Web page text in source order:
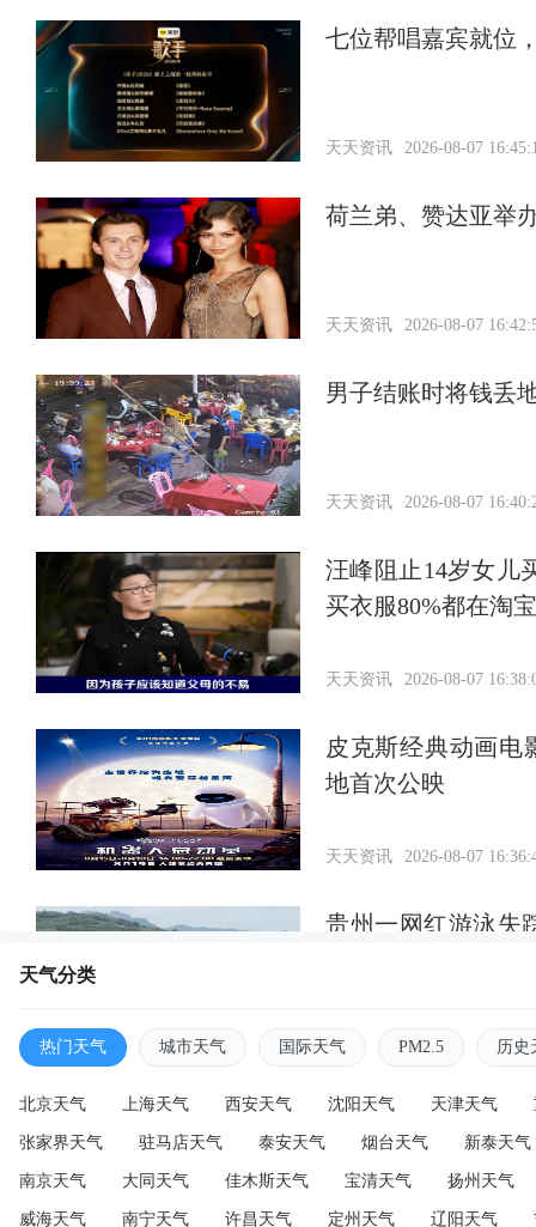
七位帮唱嘉宾就位
天天资讯 2026-08-07
荷兰弟、赞达亚举
天天资讯 2026-08-07
男子结账时将钱丢
天天资讯 2026-08-07
汪峰阻止14岁女儿
买衣服80%都在淘宝
天天资讯 2026-08-07
皮克斯经典动画电
地首次公映
天天资讯 2026-08-07
贵州一网红游泳失
2026-08-07
天气分类
热门天气 城市天气 国际天气 PM2.5 历史
北京天气 上海天气 西安天气 沈阳天气 天津天气
张家界天气 驻马店天气 泰安天气 烟台天气 新泰天气
南京天气 大同天气 佳木斯天气 宝清天气 扬州天气
威海天气 南宁天气 许昌天气 定州天气 辽阳天气